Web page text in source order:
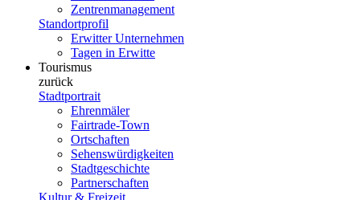
Zentrenmanagement
Standortprofil
Erwitter Unternehmen
Tagen in Erwitte
Tourismus
zurück
Stadtportrait
Ehrenmäler
Fairtrade-Town
Ortschaften
Sehenswürdigkeiten
Stadtgeschichte
Partnerschaften
Kultur & Freizeit